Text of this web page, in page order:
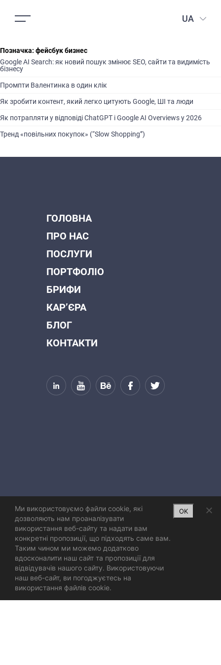
UA
Позначка: фейсбук бизнес
Google AI Search: як новий пошук змінює SEO, сайти та видимість
бізнесу
Промпти Валентинка в один клік
Як зробити контент, який легко цитують Google, ШІ та люди
Як потрапляти у відповіді ChatGPT і Google AI Overviews у 2026
Тренд «повільних покупок» (“Slow Shopping”)
ГОЛОВНА
ПРО НАС
ПОСЛУГИ
ПОРТФОЛІО
БРИФИ
КАР’ЄРА
БЛОГ
КОНТАКТИ
Ми використовуємо файли cookie, які
дозволяють нам проаналізувати
використання веб-сайту та надати вам
конкретні пропозиції, що підходять саме вам.
Таким чином ми можемо додатково
вдосконалити наш сайт та пропозиції для
відвідувачів нашого сайту. Використовуючи
наш веб-сайт, ви погоджуєтесь на
використання файлів cookie.
OK